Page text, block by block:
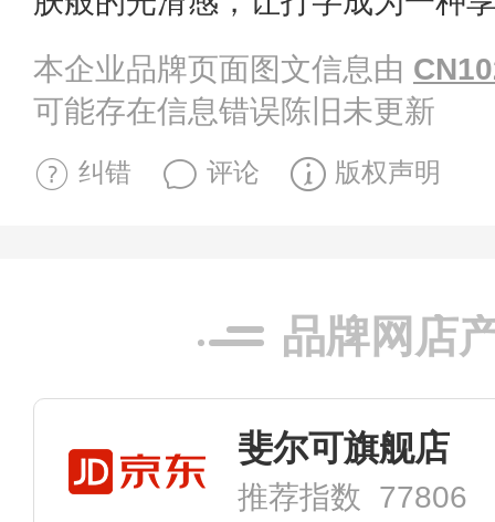
本企业品牌页面图文信息由
可能存在信息错误陈旧未更新
纠错 评论 版权声明
品牌网店
斐尔可旗舰店
推荐指数 77806